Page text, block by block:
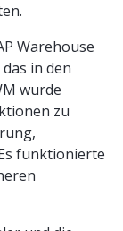
Warehouse
in den
wurde
zu
funktionierte